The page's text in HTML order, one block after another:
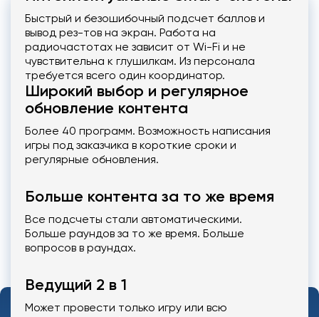
Быстрый и безошибочный подсчет баллов и
вывод рез-тов на экран. Работа на
радиочастотах не зависит от Wi-Fi и не
чувствительна к глушилкам. Из персонала
требуется всего один координатор.
Широкий выбор и регулярное
обновление контента
Более 40 программ. Возможность написания
игры под заказчика в короткие сроки и
регулярные обновления.
Больше контента за то же время
Все подсчеты стали автоматическими.
Больше раундов за то же время. Больше
вопросов в раундах.
Ведущий 2 в 1
Может провести только игру или всю